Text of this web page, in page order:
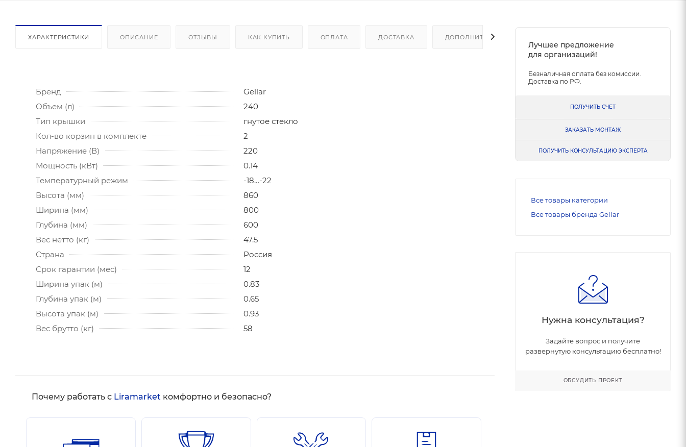
ХАРАКТЕРИСТИКИ ОПИСАНИЕ ОТЗЫВЫ КАК КУПИТЬ ОПЛАТА ДОСТАВКА ДОПОЛНИТЕЛЬНО
Бренд
Gellar
Объем (л)
240
Тип крышки
гнутое стекло
Кол-во корзин в комплекте
2
Напряжение (В)
220
Мощность (кВт)
0.14
Температурный режим
-18…-22
Высота (мм)
860
Ширина (мм)
800
Глубина (мм)
600
Вес нетто (кг)
47.5
Страна
Россия
Срок гарантии (мес)
12
Ширина упак (м)
0.83
Глубина упак (м)
0.65
Высота упак (м)
0.93
Вес брутто (кг)
58
Почему работать с Liramarket комфортно и безопасно?
Лучшее предложение
для организаций!
Безналичная оплата без комиссии.
Доставка по РФ.
ПОЛУЧИТЬ СЧЕТ
ЗАКАЗАТЬ МОНТАЖ
ПОЛУЧИТЬ КОНСУЛЬТАЦИЮ ЭКСПЕРТА
Все товары категории
Все товары бренда Gellar
Нужна консультация?
Задайте вопрос и получите
развернутую консультацию бесплатно!
ОБСУДИТЬ ПРОЕКТ